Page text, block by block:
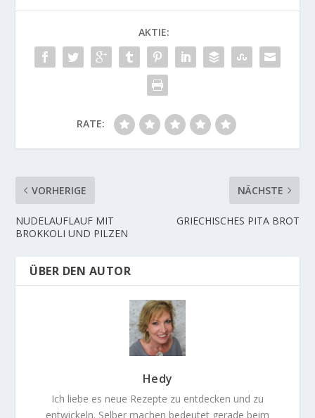
AKTIE:
RATE:
VORHERIGE
NUDELAUFLAUF MIT
BROKKOLI UND PILZEN
NÄCHSTE
GRIECHISCHES PITA BROT
ÜBER DEN AUTOR
Hedy
Ich liebe es neue Rezepte zu entdecken und zu
entwickeln. Selber machen bedeutet gerade beim